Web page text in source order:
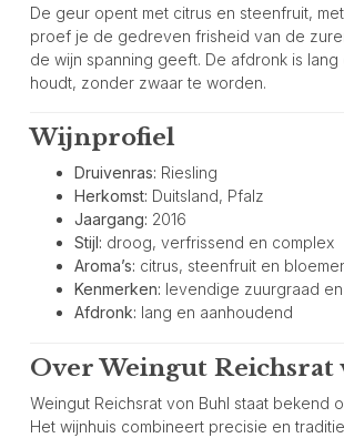
De geur opent met citrus en steenfruit,
proef je de gedreven frisheid van de
de wijn spanning geeft. De afdronk is
houdt, zonder zwaar te worden.
Wijnprofiel
Druivenras: Riesling
Herkomst: Duitsland, Pfalz
Jaargang: 2016
Stijl: droog, verfrissend en complex
Aroma’s: citrus, steenfruit en
Kenmerken: levendige zuurgraad
Afdronk: lang en aanhoudend
Over Weingut Reichsrat
Weingut Reichsrat von Buhl staat bekend
Het wijnhuis combineert precisie en